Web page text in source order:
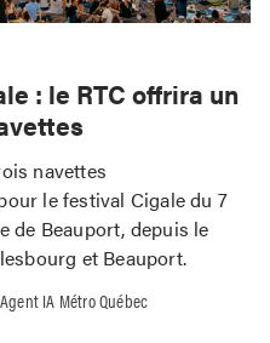
: le RTC offrira un
navettes
le festival Cigale du 7
de Beauport, depuis le
et Beauport.
Agent IA Métro Québec